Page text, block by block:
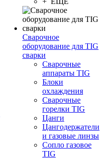
Сварочное
оборудование для TIG
сварки
Сварочные
аппараты TIG
Блоки
охлаждения
Сварочные
горелки TIG
Цанги
Цангодержатели
и газовые линзы
Сопло газовое
TIG